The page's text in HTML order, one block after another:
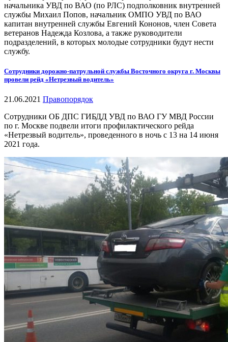
начальника УВД по ВАО (по РЛС) подполковник внутренней
службы Михаил Попов, начальник ОМПО УВД по ВАО
капитан внутренней службы Евгений Кононов, член Совета
ветеранов Надежда Козлова, а также руководители
подразделений, в которых молодые сотрудники будут нести
службу.
Сотрудники дорожно-патрульной службы Восточного округа г. Москвы
провели рейд «Нетрезвый водитель»
21.06.2021 Правопорядок
Сотрудники ОБ ДПС ГИБДД УВД по ВАО ГУ МВД России
по г. Москве подвели итоги профилактического рейда
«Нетрезвый водитель», проведенного в ночь с 13 на 14 июня
2021 года.